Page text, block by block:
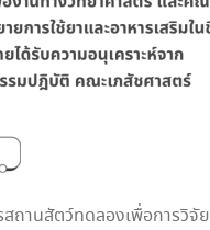
ถานสัตว์ทดลองเพื่อการวิจัย